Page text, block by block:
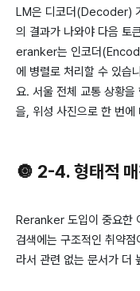
LM은 디코더(Decoder)
의 결과가 나와야 다음 토
eranker는 인코더
에 병렬로 처리할 수 있습
요. 서울 전체 교통 상황을
을, 위성 사진으로 한 번에
🔘 2-4. 형태적
Reranker 도입이 중요한
검색에는 구조적인 취약
라서 관련 없는 문서가 더